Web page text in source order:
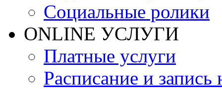
Социальные ролики
ONLINE УСЛУГИ
Платные услуги
Расписание и запись